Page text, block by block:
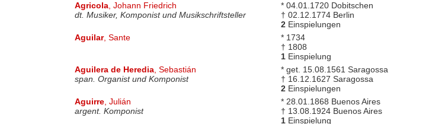
Agricola, Johann Friedrich
dt. Musiker, Komponist und Musikschriftsteller
* 04.01.1720 Dobitschen
† 02.12.1774 Berlin
2Einspielungen
Aguilar, Sante
* 1734
† 1808
1Einspielung
Aguilera de Heredia, Sebastián
span. Organist und Komponist
* get. 15.08.1561 Saragossa
† 16.12.1627 Saragossa
2Einspielungen
Aguirre, Julián
argent. Komponist
* 28.01.1868 Buenos Aires
† 13.08.1924 Buenos Aires
1Einspielung